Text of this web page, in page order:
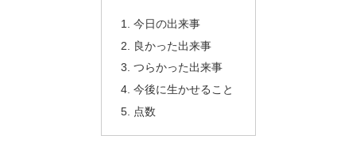
今日の出来事
良かった出来事
つらかった出来事
今後に生かせること
点数